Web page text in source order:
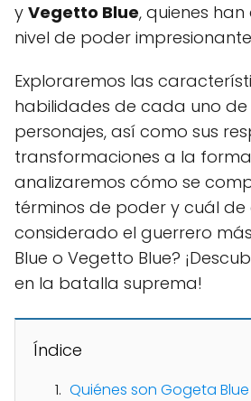
y Vegetto Blue, quienes
nivel de poder
Exploraremos las
habilidades de cada uno de
personajes, así como sus
transformaciones a la forma
analizaremos cómo se
términos de poder y cuál
considerado el guerrero
Blue o Vegetto Blue?
en la batalla suprema!
Índice
Quiénes son Gogeta